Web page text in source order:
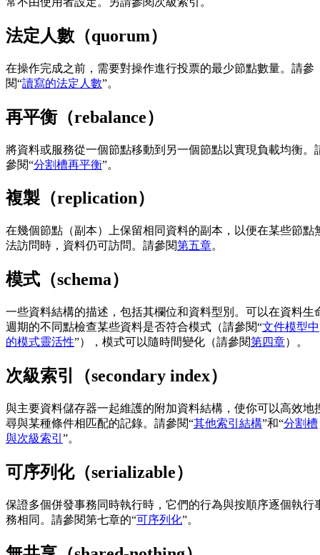
法定人數（quorum）
在操作完成之前，需要對操作進行投票的最少節點數量。請參
閱“讀寫的法定人數”。
再平衡（rebalance）
將資料或服務從一個節點移動到另一個節點以實現負載均衡。
參閱“分割槽再平衡”。
複製（replication）
在幾個節點（副本）上保留相同資料的副本，以便在某些節點
法訪問時，資料仍可訪問。請參閱第五章。
模式（schema）
一些資料結構的描述，包括其欄位和資料型別。可以在資料生
週期的不同點檢查某些資料是否符合模式（請參閱“文件模型中
的模式靈活性”），模式可以隨時間變化（請參閱第四章）。
次級索引（secondary index）
與主要資料儲存器一起維護的附加資料結構，使你可以高效地
尋與某種條件相匹配的記錄。請參閱“其他索引結構”和“分割槽
與次級索引 ”。
可序列化（serializable）
保證多個併發事務同時執行時，它們的行為與按順序逐個執行
務相同。請參閱第七章的“可序列化”。